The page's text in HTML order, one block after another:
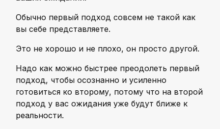
Обычно первый подход совсем не такой как
вы себе представляете.
Это не хорошо и не плохо, он просто другой.
Надо как можно быстрее преодолеть первый
подход, чтобы осознанно и усиленно
готовиться ко второму, потому что на второй
подход у вас ожидания уже будут ближе к
реальности.